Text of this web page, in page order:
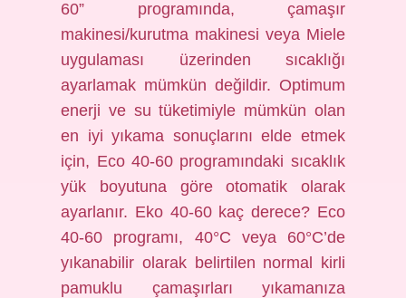
60” programında, çamaşır
makinesi/kurutma makinesi veya Miele
uygulaması üzerinden sıcaklığı
ayarlamak mümkün değildir. Optimum
enerji ve su tüketimiyle mümkün olan
en iyi yıkama sonuçlarını elde etmek
için, Eco 40-60 programındaki sıcaklık
yük boyutuna göre otomatik olarak
ayarlanır. Eko 40-60 kaç derece? Eco
40-60 programı, 40°C veya 60°C’de
yıkanabilir olarak belirtilen normal kirli
pamuklu çamaşırları yıkamanıza